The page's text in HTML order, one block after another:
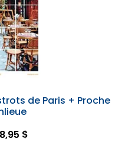
de Paris + Proche
$